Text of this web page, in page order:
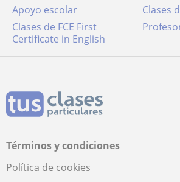
Apoyo escolar
Clases
Clases de FCE First
Certificate in English
Términos y condiciones
Política de cookies